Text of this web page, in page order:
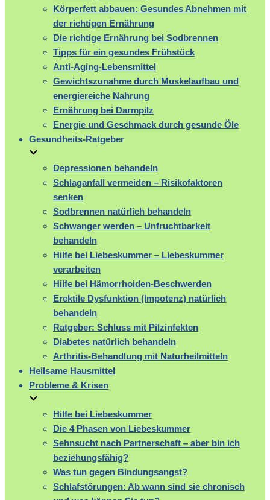
Körperfett abbauen: Gesundes Abnehmen mit
der richtigen Ernährung
Die richtige Ernährung bei Sodbrennen
Tipps für ein gesundes Frühstück
Anti-Aging-Lebensmittel
Gewichtszunahme durch Muskelaufbau und
energiereiche Nahrung
Ernährung bei Darmpilz
Energie und Geschmack durch gesunde Öle
Gesundheits-Ratgeber
Depressionen behandeln
Schlaganfall vermeiden – Risikofaktoren
senken
Sodbrennen natürlich behandeln
Schwanger werden – Unfruchtbarkeit
behandeln
Hilfe bei Liebeskummer – Liebeskummer
verarbeiten
Hilfe bei Hämorrhoiden-Beschwerden
Erektile Dysfunktion (Impotenz) natürlich
behandeln
Ratgeber: Schluss mit Pilzinfekten
Diabetes natürlich behandeln
Arthritis-Behandlung mit Naturheilmitteln
Heilsame Hausmittel
Probleme & Krisen
Hilfe bei Liebeskummer
Die 4 Phasen von Liebeskummer
Sehnsucht nach Partnerschaft – aber bin ich
beziehungsfähig?
Was tun gegen Bindungsangst?
Schlafstörungen: Ab wann sind sie chronisch